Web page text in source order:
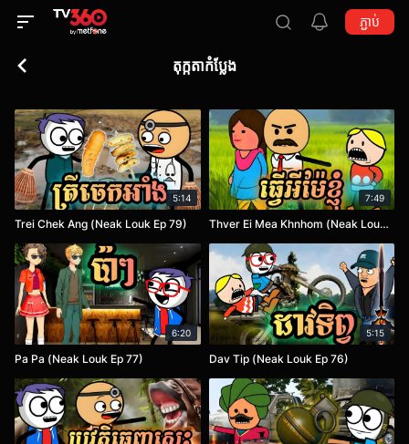
ភ្ជាប់
តុក្កតាកំប្លែង
5:14
Trei Chek Ang (Neak Louk Ep 79)
7:49
Thver Ei Mea Khnhom (Neak Louk Ep 78)
6:20
Pa Pa (Neak Louk Ep 77)
5:15
Dav Tip​​ (Neak Louk Ep 76)